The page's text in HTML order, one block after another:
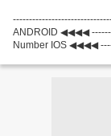
ANDROID ◀◀◀◀
Number IOS ◀◀◀◀